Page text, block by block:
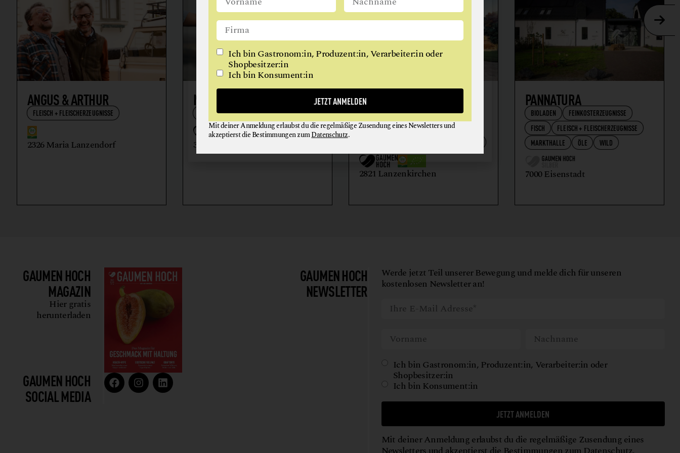
WIEN
ANGUS & ARTHUR
FLEISCH + FLEISCHERZEUGNISSE
2326 Maria Lanzendorf
NIKOLAIHOF
3512 Mautern an der Donau
BIO-LANDWIRTSCHAFT
LILIENHOF
EIER + EIPRODUKTE
GEMÜSE
2821 Lanzenkirchen
PANNATURA
BIOLADEN
FEINKOSTERZEUGNISSE
FISCH
FLEISCH + FLEISCHERZEUGNISSE
MARKTHALLE
ÖLE WILD
7000 Eisenstadt
GAUMEN HOCH
MAGAZIN
Hier gratis
herunterladen
GAUMEN HOCH
SOCIAL MEDIA
GAUMEN HOCH
NEWSLETTER
Werde jetzt Teil unserer Bewegung und melde dich für unseren
kostenlosen Newsletter an!
Ich bin Gastronom:in, Produzent:in, Verarbeiter:in oder
Shopbesitzer:in
Ich bin Konsument:in
JETZT ANMELDEN
Mit deiner Anmeldung erlaubst du die regelmäßige Zusendung eines
Ich bin Gastronom:in, Produzent:in, Verarbeiter:in oder
Shopbesitzer:in
Ich bin Konsument:in
JETZT ANMELDEN
Mit deiner Anmeldung erlaubst du die regelmäßige Zusendung eines Newsletters und
akzeptierst die Bestimmungen zumDatenschutz.